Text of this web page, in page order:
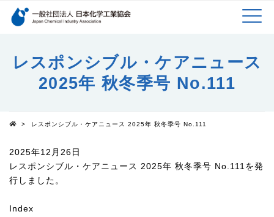
検索キーワード
レスポンシブル・ケアニュース
2025年 秋冬季号 No.111
> レスポンシブル・ケアニュース 2025年 秋冬季号 No.111
2025年12月26日
レスポンシブル・ケアニュース 2025年 秋冬季号 No.111 を発
行しました。
Index